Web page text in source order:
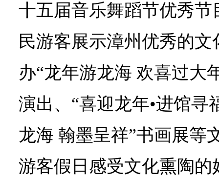
十五届音乐舞蹈节优秀节
民游客展示漳州优秀的
办“龙年游龙海 欢喜过大
演出、“喜迎龙年•进馆寻
龙海 翰墨呈祥”书画展等
游客假日感受文化熏陶